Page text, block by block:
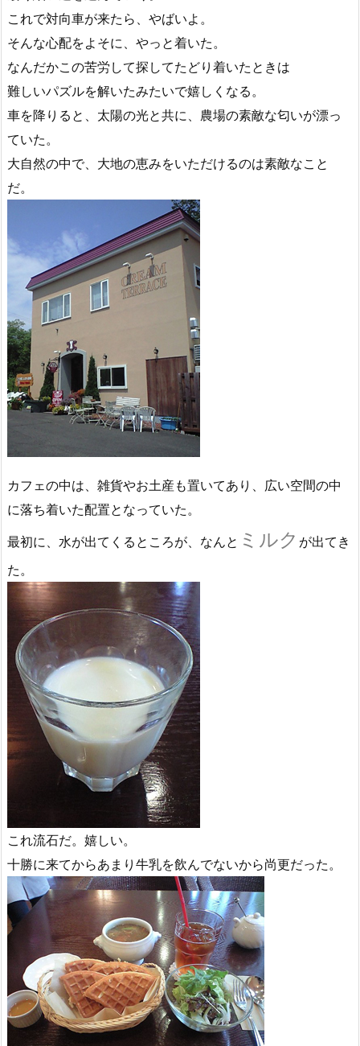
これで対向車が来たら、やばいよ。
そんな心配をよそに、やっと着いた。
なんだかこの苦労して探してたどり着いたときは
難しいパズルを解いたみたいで嬉しくなる。
車を降りると、太陽の光と共に、農場の素敵な匂いが漂っ
ていた。
大自然の中で、大地の恵みをいただけるのは素敵なこと
だ。
カフェの中は、雑貨やお土産も置いてあり、広い空間の中
に落ち着いた配置となっていた。
最初に、水が出てくるところが、なんと ミルク が出てき
た。
これ流石だ。嬉しい。
十勝に来てからあまり牛乳を飲んでないから尚更だった。